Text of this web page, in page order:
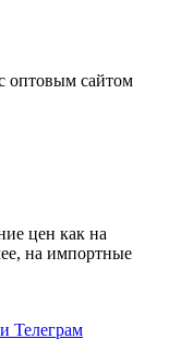
оптовым сайтом
цен как на
на импортные